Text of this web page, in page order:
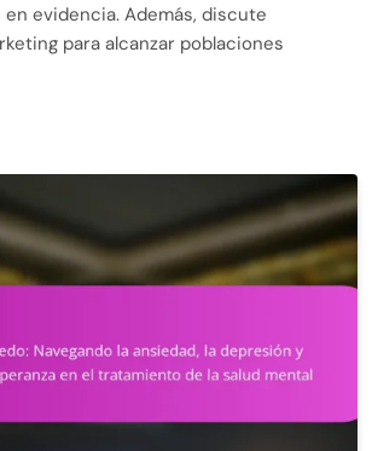
evidencia. Además, discute
para alcanzar poblaciones